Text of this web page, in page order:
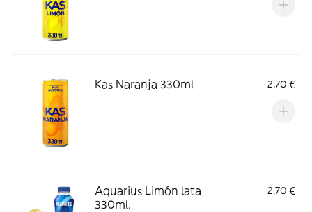
Kas Naranja 330ml 2,70 €
Aquarius Limón lata
330ml.
2,70 €